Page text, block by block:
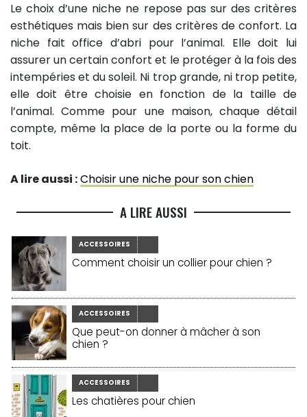
Le choix d’une niche ne repose pas sur des critères
esthétiques mais bien sur des critères de confort. La
niche fait office d’abri pour l’animal. Elle doit lui
assurer un certain confort et le protéger à la fois des
intempéries et du soleil. Ni trop grande, ni trop petite,
elle doit être choisie en fonction de la taille de
l’animal. Comme pour une maison, chaque détail
compte, même la place de la porte ou la forme du
toit.
A lire aussi :Choisir une niche pour son chien
A LIRE AUSSI
ACCESSOIRES
Comment choisir un collier pour chien ?
ACCESSOIRES
Que peut-on donner à mâcher à son
chien ?
ACCESSOIRES
Les chatières pour chien